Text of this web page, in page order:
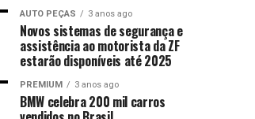
AUTO PEÇAS 3 anos ago
Novos sistemas de segurança e
assistência ao motorista da ZF
estarão disponíveis até 2025
PREMIUM 3 anos ago
BMW celebra 200 mil carros